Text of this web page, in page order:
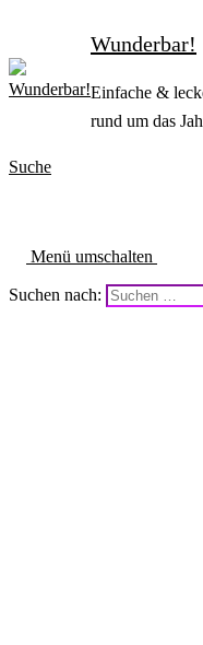
Wunderbar!
Einfache &
rund um das
Suche
Menü umschalten
Suchen nach: